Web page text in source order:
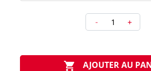
- +
 AJOUTER AU